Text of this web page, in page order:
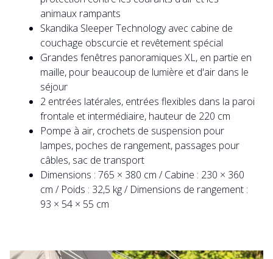
animaux rampants
Skandika Sleeper Technology avec cabine de
couchage obscurcie et revêtement spécial
Grandes fenêtres panoramiques XL, en partie en
maille, pour beaucoup de lumière et d'air dans le
séjour
2 entrées latérales, entrées flexibles dans la paroi
frontale et intermédiaire, hauteur de 220 cm
Pompe à air, crochets de suspension pour
lampes, poches de rangement, passages pour
câbles, sac de transport
Dimensions : 765 × 380 cm / Cabine : 230 × 360
cm / Poids : 32,5 kg / Dimensions de rangement :
93 × 54 × 55 cm